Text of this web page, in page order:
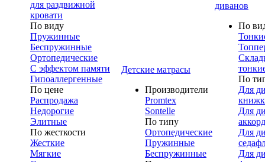
для раздвижной
кровати
По виду
Пружинные
Беспружинные
Ортопедические
С эффектом памяти
Гипоаллергенные
По цене
Распродажа
Недорогие
Элитные
По жесткости
Жесткие
Мягкие
Детские матрасы
Производители
Promtex
Sontelle
По типу
Ортопедические
Пружинные
Беспружинные
диванов
По
По
Для
Для
Для
Для